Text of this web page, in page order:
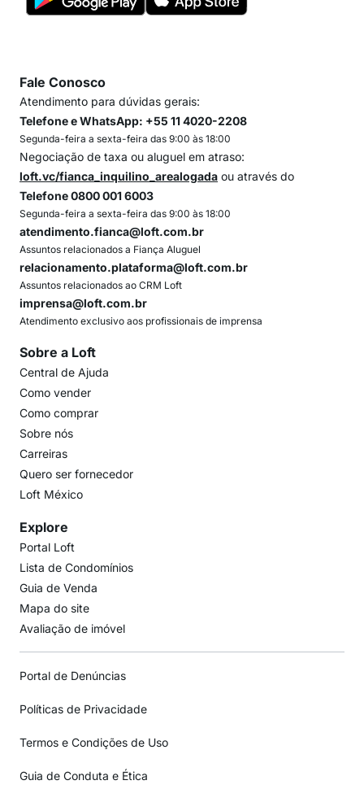
Fale Conosco
Atendimento para dúvidas gerais:
Telefone e WhatsApp: +55 11 4020-2208
Segunda-feira a sexta-feira das 9:00 às 18:00
Negociação de taxa ou aluguel em atraso:
loft.vc/fianca_inquilino_arealogada ou através do
Telefone 0800 001 6003
Segunda-feira a sexta-feira das 9:00 às 18:00
atendimento.fianca@loft.com.br
Assuntos relacionados a Fiança Aluguel
relacionamento.plataforma@loft.com.br
Assuntos relacionados ao CRM Loft
imprensa@loft.com.br
Atendimento exclusivo aos profissionais de imprensa
Sobre a Loft
Central de Ajuda
Como vender
Como comprar
Sobre nós
Carreiras
Quero ser fornecedor
Loft México
Explore
Portal Loft
Lista de Condomínios
Guia de Venda
Mapa do site
Avaliação de imóvel
Portal de Denúncias
Políticas de Privacidade
Termos e Condições de Uso
Guia de Conduta e Ética